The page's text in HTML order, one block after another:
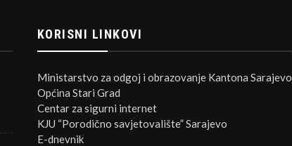
KORISNI LINKOVI
Ministarstvo za odgoj i obrazovanje Kantona Sarajevo
Općina Stari Grad
Centar za sigurni internet
KJU “Porodično savjetovalište” Sarajevo
E-dnevnik